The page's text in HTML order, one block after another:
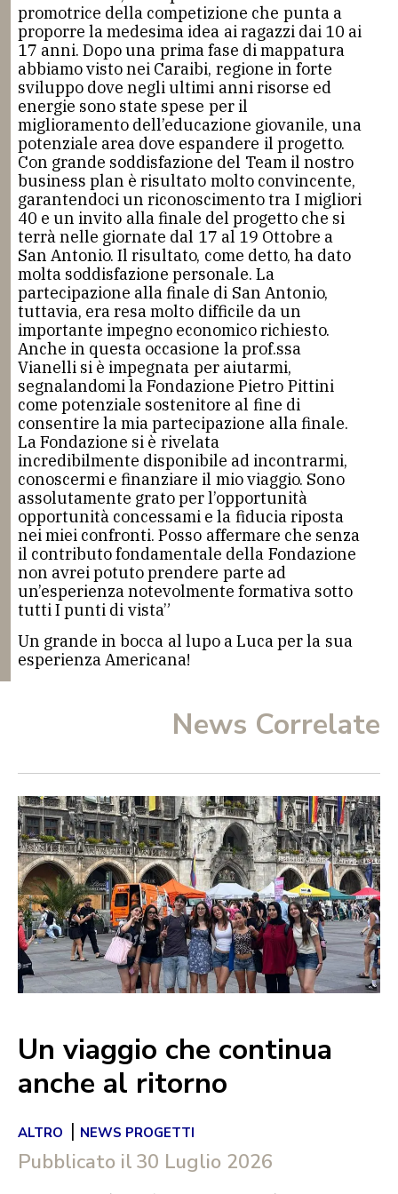
promotrice della competizione che punta a
proporre la medesima idea ai ragazzi dai 10 ai
17 anni. Dopo una prima fase di mappatura
abbiamo visto nei Caraibi, regione in forte
sviluppo dove negli ultimi anni risorse ed
energie sono state spese per il
miglioramento dell’educazione giovanile, una
potenziale area dove espandere il progetto.
Con grande soddisfazione del Team il nostro
business plan è risultato molto convincente,
garantendoci un riconoscimento tra I migliori
40 e un invito alla finale del progetto che si
terrà nelle giornate dal 17 al 19 Ottobre a
San Antonio. Il risultato, come detto, ha dato
molta soddisfazione personale. La
partecipazione alla finale di San Antonio,
tuttavia, era resa molto difficile da un
importante impegno economico richiesto.
Anche in questa occasione la prof.ssa
Vianelli si è impegnata per aiutarmi,
segnalandomi la Fondazione Pietro Pittini
come potenziale sostenitore al fine di
consentire la mia partecipazione alla finale.
La Fondazione si è rivelata
incredibilmente disponibile ad incontrarmi,
conoscermi e finanziare il mio viaggio. Sono
assolutamente grato per l’opportunità
opportunità concessami e la fiducia riposta
nei miei confronti. Posso affermare che senza
il contributo fondamentale della Fondazione
non avrei potuto prendere parte ad
un’esperienza notevolmente formativa sotto
tutti I punti di vista”
Un grande in bocca al lupo a Luca per la sua
esperienza Americana!
News Correlate
Un viaggio che continua
anche al ritorno
ALTRO | NEWS PROGETTI
Pubblicato il 30 Luglio 2026